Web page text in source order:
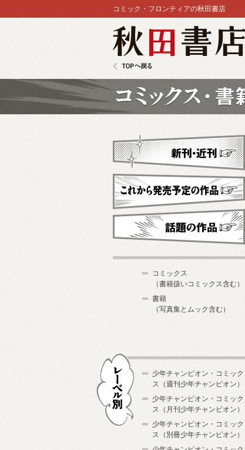
コミック・フロンティアの秋田書店
新刊・近刊
これから発売予定
コミックス
（書籍扱いコミックス含む）
書籍
（写真集とムック含む）
少年チャンピオン・コミック
ス（週刊少年チャンピオン）
少年チャンピオン・コミック
ス（月刊少年チャンピオン）
少年チャンピオン・コミック
ス（別冊少年チャンピオン）